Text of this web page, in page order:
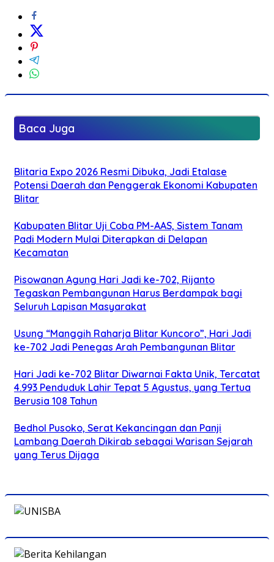
Baca Juga
Blitaria Expo 2026 Resmi Dibuka, Jadi Etalase
Potensi Daerah dan Penggerak Ekonomi Kabupaten
Blitar
Kabupaten Blitar Uji Coba PM-AAS, Sistem Tanam
Padi Modern Mulai Diterapkan di Delapan
Kecamatan
Pisowanan Agung Hari Jadi ke-702, Rijanto
Tegaskan Pembangunan Harus Berdampak bagi
Seluruh Lapisan Masyarakat
Usung “Manggih Raharja Blitar Kuncoro”, Hari Jadi
ke-702 Jadi Penegas Arah Pembangunan Blitar
Hari Jadi ke-702 Blitar Diwarnai Fakta Unik, Tercatat
4.993 Penduduk Lahir Tepat 5 Agustus, yang Tertua
Berusia 108 Tahun
Bedhol Pusoko, Serat Kekancingan dan Panji
Lambang Daerah Dikirab sebagai Warisan Sejarah
yang Terus Dijaga